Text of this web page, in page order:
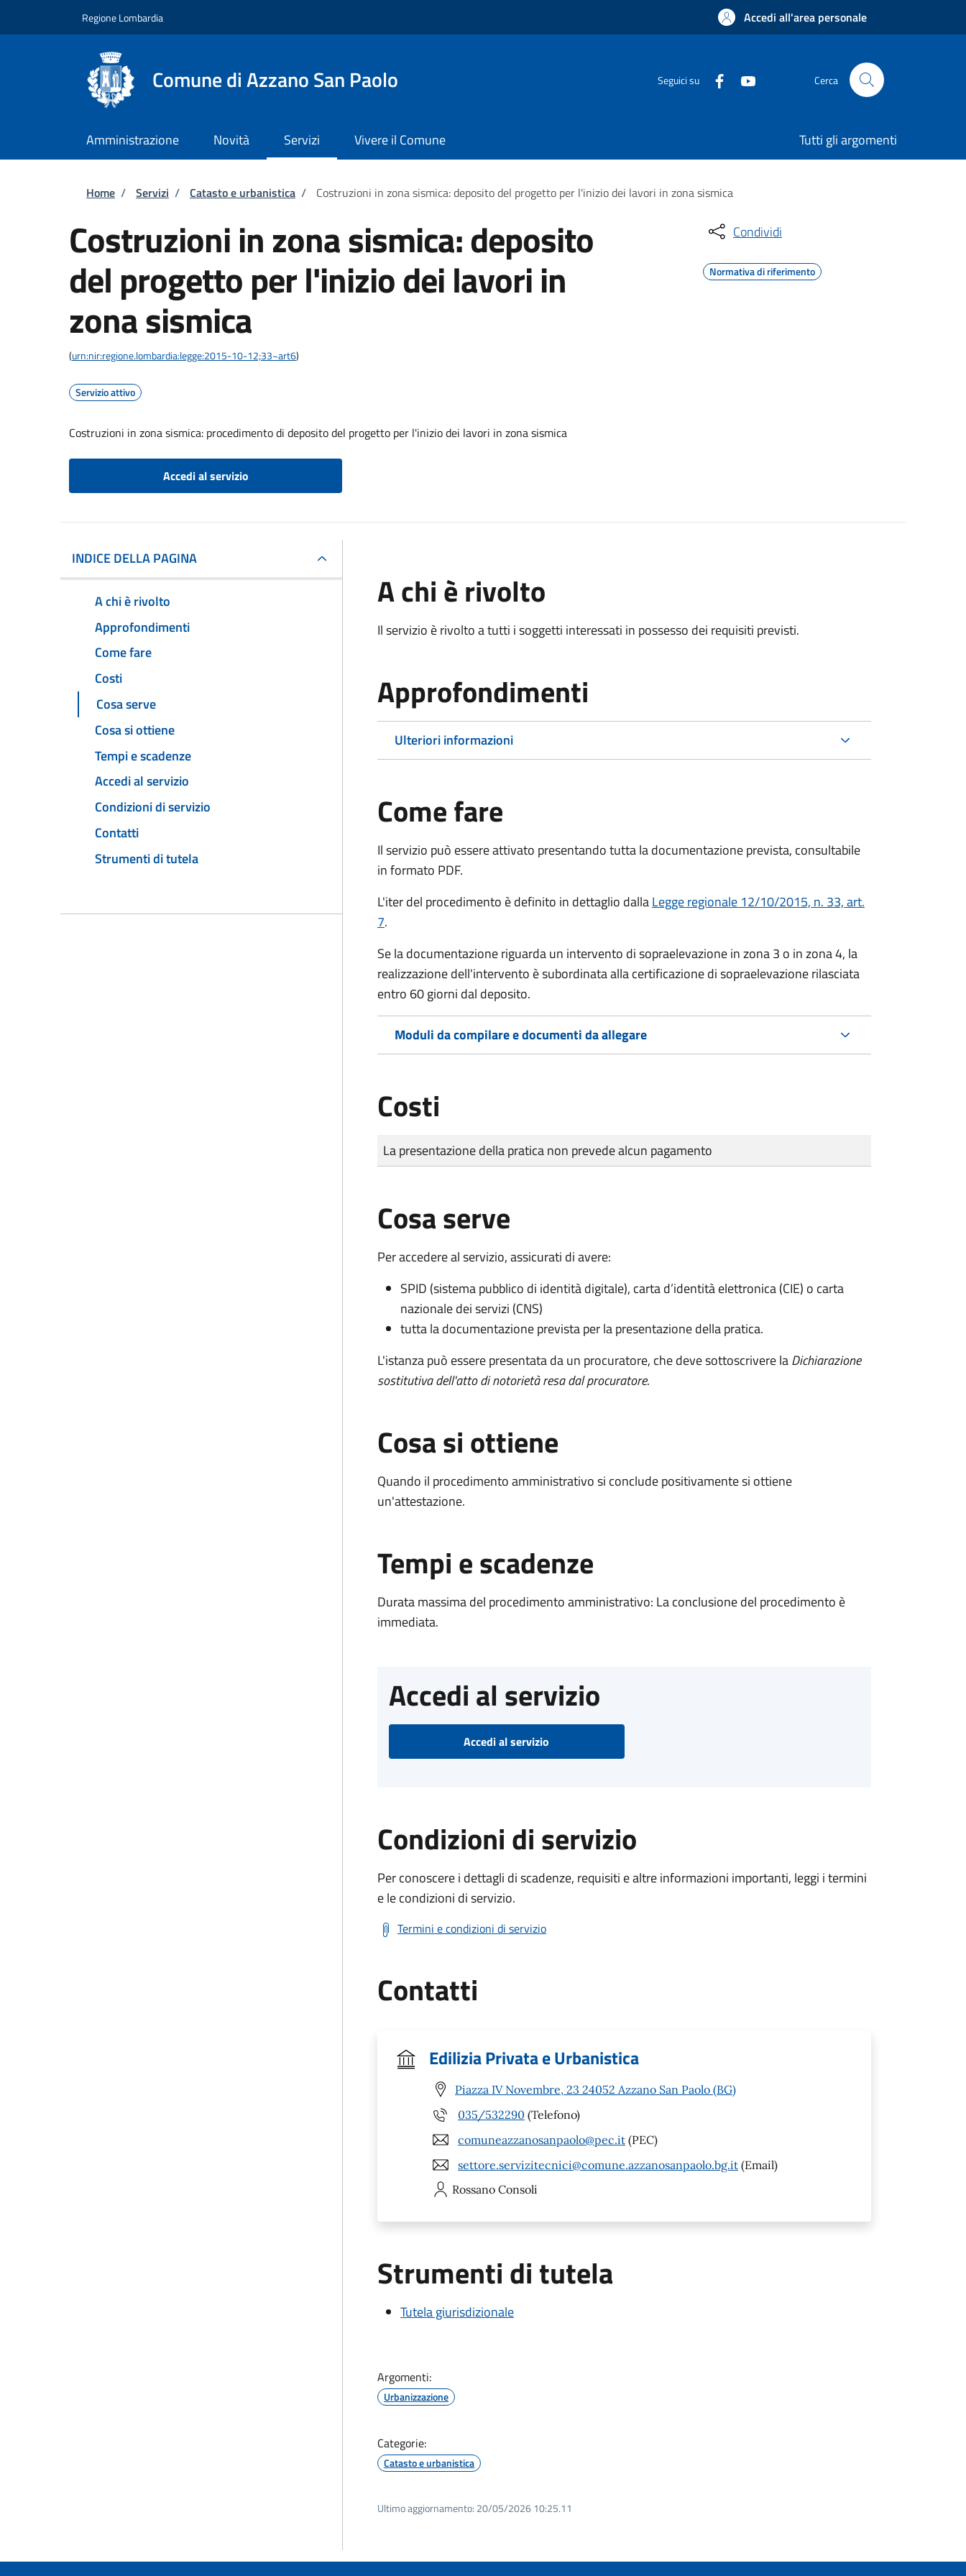
Regione Lombardia Accedi all'area personale
Comune di Azzano San Paolo Seguici su Cerca
Amministrazione Novità Servizi Vivere il Comune Tutti gli argomenti
Briciole di pane
Home / Servizi / Catasto e urbanistica / Costruzioni in zona sismica: deposito del progetto per l'inizio dei lavori in zona sismica
Costruzioni in zona sismica: deposito
del progetto per l'inizio dei lavori in
zona sismica
(urn:nir:regione.lombardia:legge:2015-10-12;33~art6)
Servizio attivo
Costruzioni in zona sismica: procedimento di deposito del progetto per l'inizio dei lavori in zona sismica
Accedi al servizio
Condividi
Normativa di riferimento
INDICE DELLA PAGINA
A chi è rivolto
Approfondimenti
Come fare
Costi
Cosa serve
Cosa si ottiene
Tempi e scadenze
Accedi al servizio
Condizioni di servizio
Contatti
Strumenti di tutela
A chi è rivolto
Il servizio è rivolto a tutti i soggetti interessati in possesso dei requisiti previsti.
Approfondimenti
Ulteriori informazioni
Come fare
Il servizio può essere attivato presentando tutta la documentazione prevista, consultabile
in formato PDF.
L'iter del procedimento è definito in dettaglio dallaLegge regionale 12/10/2015, n. 33, art.
7.
Se la documentazione riguarda un intervento di sopraelevazione in zona 3 o in zona 4, la
realizzazione dell'intervento è subordinata alla certificazione di sopraelevazione rilasciata
entro 60 giorni dal deposito.
Moduli da compilare e documenti da allegare
Costi
Tipo di pagamento
Importo
La presentazione della pratica non prevede alcun pagamento
Cosa serve
Per accedere al servizio, assicurati di avere:
SPID (sistema pubblico di identità digitale), carta d’identità elettronica (CIE) o carta
nazionale dei servizi (CNS)
tutta la documentazione prevista per la presentazione della pratica.
L'istanza può essere presentata da un procuratore, che deve sottoscrivere laDichiarazione
sostitutiva dell'atto di notorietà resa dal procuratore.
Cosa si ottiene
Quando il procedimento amministrativo si conclude positivamente si ottiene
un'attestazione.
Tempi e scadenze
Durata massima del procedimento amministrativo: La conclusione del procedimento è
immediata.
Accedi al servizio
Accedi al servizio
Condizioni di servizio
Per conoscere i dettagli di scadenze, requisiti e altre informazioni importanti, leggi i termini
e le condizioni di servizio.
Termini e condizioni di servizio
Contatti
Edilizia Privata e Urbanistica
Piazza IV Novembre, 23 24052 Azzano San Paolo (BG)
035/532290 (Telefono)
comuneazzanosanpaolo@pec.it (PEC)
settore.servizitecnici@comune.azzanosanpaolo.bg.it (Email)
Rossano Consoli
Strumenti di tutela
Tutela giurisdizionale
Argomenti:
Urbanizzazione
Categorie:
Catasto e urbanistica
Ultimo aggiornamento: 20/05/2026 10:25.11